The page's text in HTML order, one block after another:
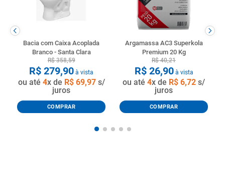
Bacia com Caixa Acoplada
Branco - Santa Clara
R$ 358,59
R$ 279,90 à vista
ou até 4x de R$ 69,97s/
juros
COMPRAR
Argamassa AC3 Superkola
Premium 20 Kg
R$ 40,21
R$ 26,90à vista
ou até 4x de R$ 6,72 s/
juros
COMPRAR